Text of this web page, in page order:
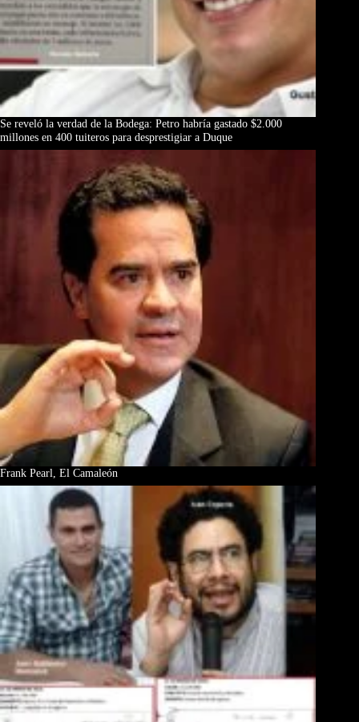
Se reveló la verdad de la Bodega: Petro habría gastado $2.000
millones en 400 tuiteros para desprestigiar a Duque
Frank Pearl, El Camaleón